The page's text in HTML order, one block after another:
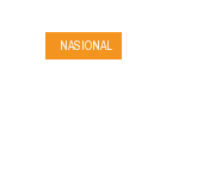
NASIONAL